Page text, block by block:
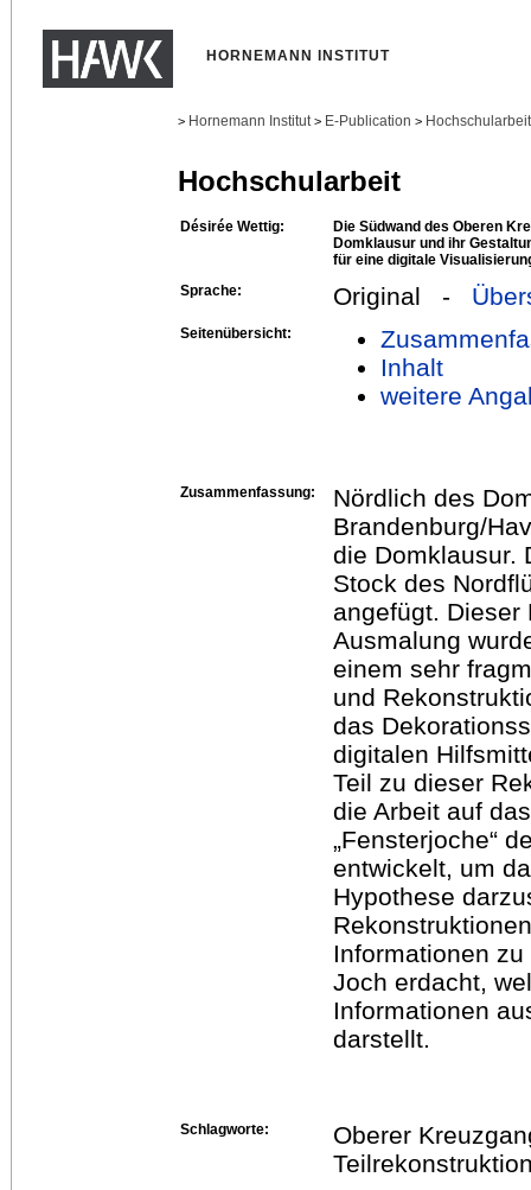
HORNEMANN INSTITUT
> Hornemann Institut > E-Publication >
Hochschularbeit
Désirée Wettig:
Die Südwand des Oberen
Domklausur und ihr
für eine digitale
Sprache:
Original -
Seitenübersicht:
Inhalt
weitere
Zusammenfassung:
Nördlich des
Brandenburg/
die Domklausur.
Stock des
angefügt. Dieser
Ausmalung
einem sehr
und
das
digitalen
Teil zu dieser
die Arbeit auf
„Fensterjoche“
entwickelt, um
Hypothese
Informationen
Joch erdacht,
Informationen
darstellt.
Schlagworte:
Oberer